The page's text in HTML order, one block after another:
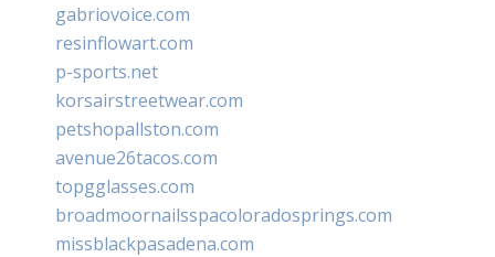
gabriovoice.com
resinflowart.com
p-sports.net
korsairstreetwear.com
petshopallston.com
avenue26tacos.com
topgglasses.com
broadmoornailsspacoloradosprings.com
missblackpasadena.com